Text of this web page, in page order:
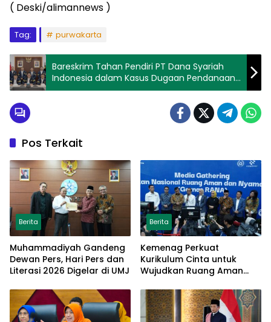
( Deski/alimannews )
Tag: purwakarta
Bareskrim Tahan Pendiri PT Dana Syariah
Indonesia dalam Kasus Dugaan Pendanaan
Bermasalah
Pos Terkait
Berita
Muhammadiyah Gandeng
Dewan Pers, Hari Pers dan
Literasi 2026 Digelar di UMJ
Berita
Kemenag Perkuat
Kurikulum Cinta untuk
Wujudkan Ruang Aman